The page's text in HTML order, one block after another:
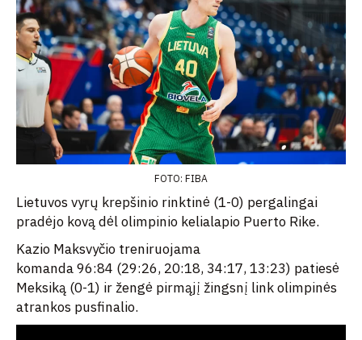
FOTO: FIBA
Lietuvos vyrų krepšinio rinktinė (1-0) pergalingai
pradėjo kovą dėl olimpinio kelialapio Puerto Rike.
Kazio Maksvyčio treniruojama
komanda 96:84 (29:26, 20:18, 34:17, 13:23) patiesė
Meksiką (0-1) ir žengė pirmąjį žingsnį link olimpinės
atrankos pusfinalio.